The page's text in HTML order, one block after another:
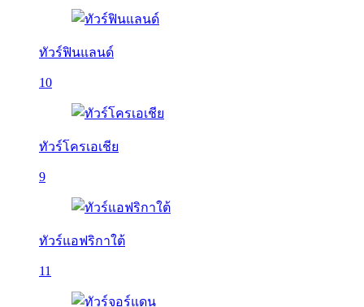
ทัวร์ฟินแลนด์
10
ทัวร์โครเอเชีย
9
ทัวร์แอฟริกาใต้
11